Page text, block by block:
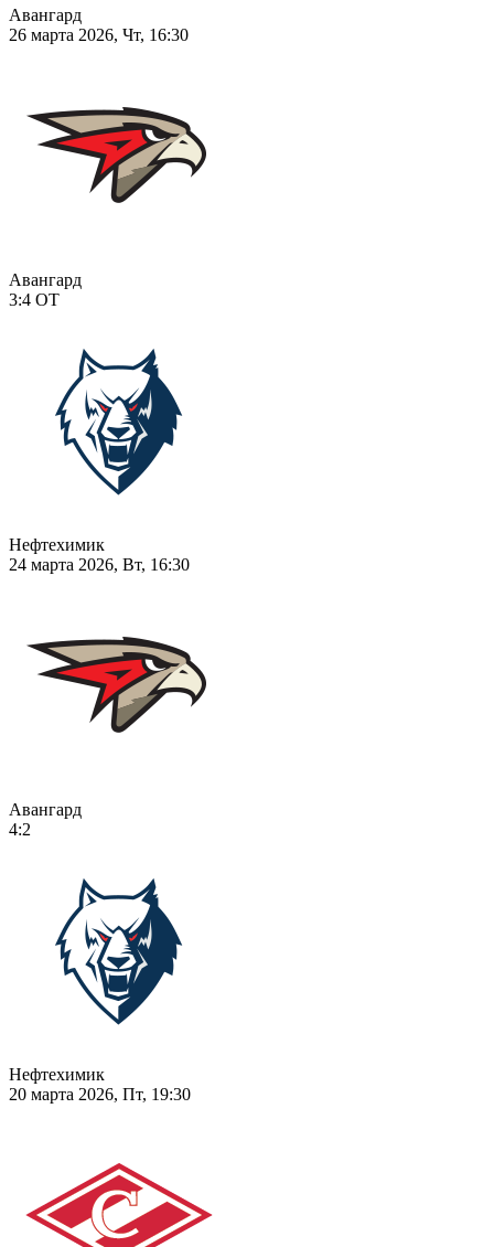
Авангард
26 марта 2026, Чт, 16:30
Авангард
3:4 ОТ
Нефтехимик
24 марта 2026, Вт, 16:30
Авангард
4:2
Нефтехимик
20 марта 2026, Пт, 19:30